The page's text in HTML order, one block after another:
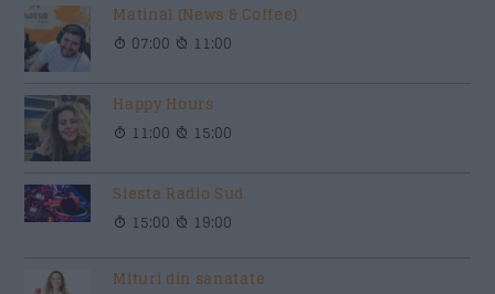
Matinal (News & Coffee)
07:00 11:00
Happy Hours
11:00 15:00
Siesta Radio Sud
15:00 19:00
Mituri din sanatate